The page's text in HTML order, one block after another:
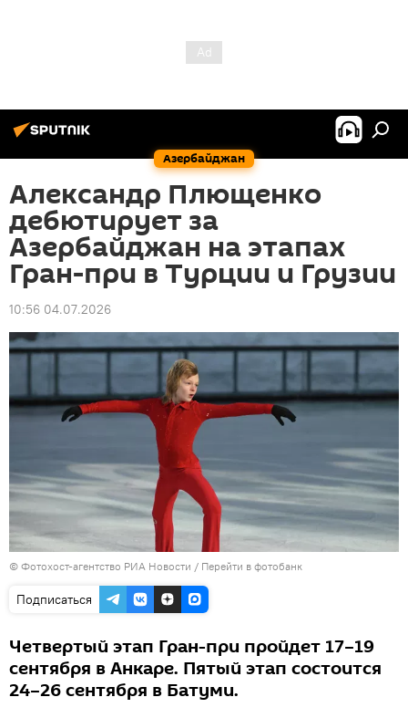
Азербайджан
Александр Плющенко
дебютирует за
Азербайджан на этапах
Гран-при в Турции и Грузии
10:56 04.07.2026
© Фотохост-агентство РИА Новости / Перейти в фотобанк
Подписаться
Четвертый этап Гран-при пройдет 17–19
сентября в Анкаре. Пятый этап состоится
24–26 сентября в Батуми.